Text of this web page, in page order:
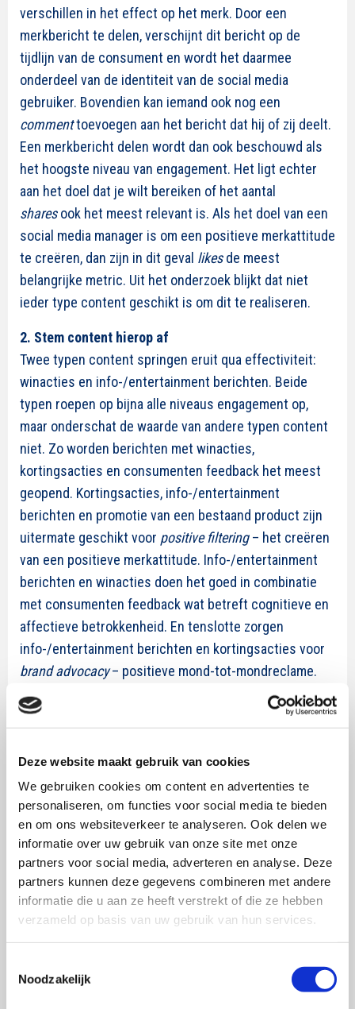
Deze website maakt gebruik van cookies
We gebruiken cookies om content en advertenties te
personaliseren, om functies voor social media te bieden
en om ons websiteverkeer te analyseren. Ook delen we
informatie over uw gebruik van onze site met onze
partners voor social media, adverteren en analyse. Deze
partners kunnen deze gegevens combineren met andere
informatie die u aan ze heeft verstrekt of die ze hebben
verzameld op basis van uw gebruik van hun services.
Noodzakelijk
verschillen in het effect op het merk. Door een
merkbericht te delen, verschijnt dit bericht op de
tijdlijn van de consument en wordt het daarmee
onderdeel van de identiteit van de social media
gebruiker. Bovendien kan iemand ook nog een
commenttoevoegen aan het bericht dat hij of zij deelt.
Een merkbericht delen wordt dan ook beschouwd als
het hoogste niveau van engagement. Het ligt echter
aan het doel dat je wilt bereiken of het aantal
sharesook het meest relevant is. Als het doel van een
social media manager is om een positieve merkattitude
te creëren, dan zijn in dit geval likesde meest
belangrijke metric. Uit het onderzoek blijkt dat niet
ieder type content geschikt is om dit te realiseren.
2. Stem content hierop af
Twee typen content springen eruit qua effectiviteit:
winacties en info-/entertainment berichten. Beide
typen roepen op bijna alle niveaus engagement op,
maar onderschat de waarde van andere typen content
niet. Zo worden berichten met winacties,
kortingsacties en consumenten feedback het meest
geopend. Kortingsacties, info-/entertainment
berichten en promotie van een bestaand product zijn
uitermate geschikt voor positive filtering– het creëren
van een positieve merkattitude. Info-/entertainment
berichten en winacties doen het goed in combinatie
met consumenten feedback wat betreft cognitieve en
affectieve betrokkenheid. En tenslotte zorgen
info-/entertainment berichten en kortingsacties voor
brand advocacy– positieve mond-tot-mondreclame.
Voorbeeld win-actie: like ons en win een dakkapel.
U vindt de originele posthier.
zelf